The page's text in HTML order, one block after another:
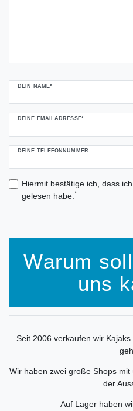
DEIN NAME*
DEINE EMAILADRESSE*
DEINE TELEFONNUMMER
Hiermit bestätige ich, dass
gelesen habe. *
Warum
uns
Seit 2006 verkaufen wir
Wir haben zwei große Shops
der
Auf Lager haben